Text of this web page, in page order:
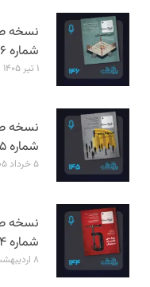
نسخه
شماره ۱۴۶ تیر ۱۴۰۵
۱ تیر ۱۴۰۵
نسخه
شماره ۱۴۵ خرداد ۱۴۰۵
۵ خرداد ۱۴۰۵
نسخه
شماره ۱۴۴ اردیبهشت ۱۴۰۵
۸ اردیبهشت ۱۴۰۵